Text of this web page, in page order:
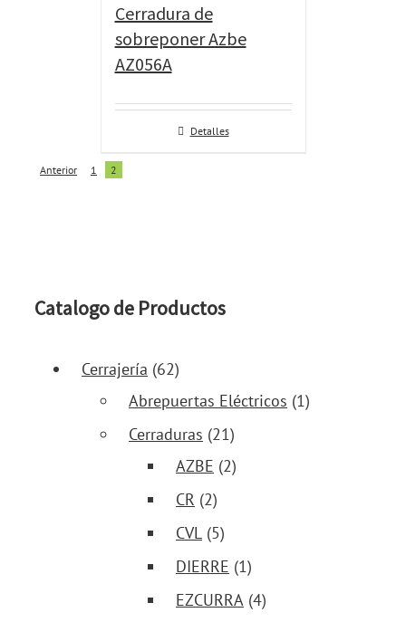
Cerradura de
sobreponer Azbe
AZ056A
Detalles
Anterior 1 2
Catalogo de Productos
Cerrajería (62)
Abrepuertas Eléctricos (1)
Cerraduras (21)
AZBE (2)
CR (2)
CVL (5)
DIERRE (1)
EZCURRA (4)